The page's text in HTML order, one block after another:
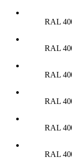
RAL
RAL
RAL
RAL
RAL
RAL